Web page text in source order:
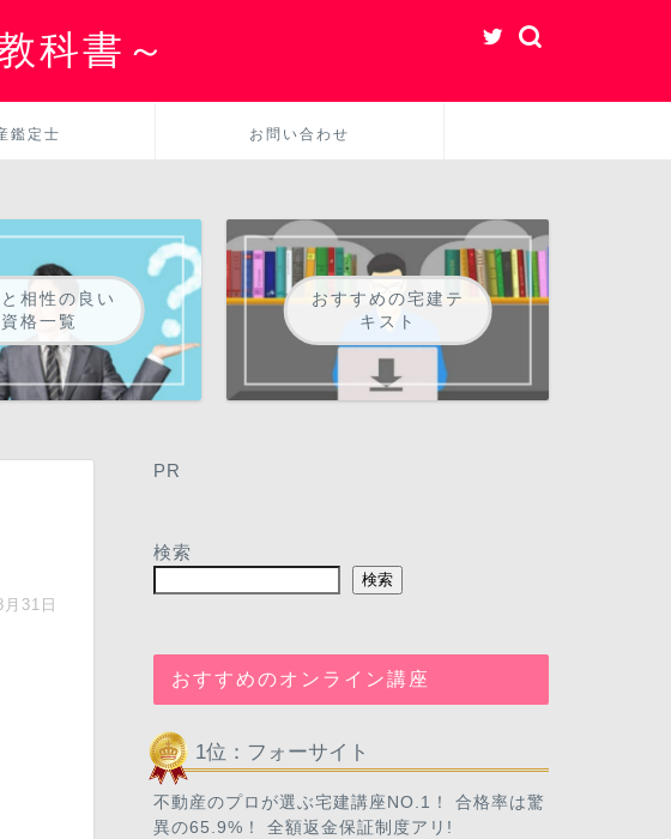
科書～
鑑定士 お問い合わせ
相性の良い
資格一覧
おすすめの宅建テ
キスト
31日
PR
検索
検索
おすすめのオンライン講座
1位：フォーサイト
不動産のプロが選ぶ宅建講座NO.1！ 合格率は驚
異の65.9%！ 全額返金保証制度アリ!